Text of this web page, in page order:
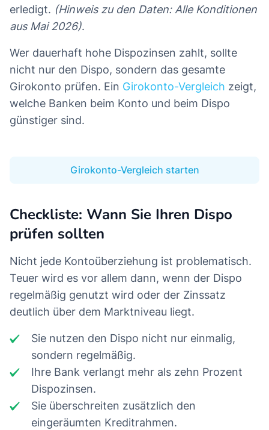
erledigt. (Hinweis zu den Daten: Alle Konditionen
aus Mai 2026).
Wer dauerhaft hohe Dispozinsen zahlt, sollte
nicht nur den Dispo, sondern das gesamte
Girokonto prüfen. Ein Girokonto-Vergleich zeigt,
welche Banken beim Konto und beim Dispo
günstiger sind.
Girokonto-Vergleich starten
Checkliste: Wann Sie Ihren Dispo
prüfen sollten
Nicht jede Kontoüberziehung ist problematisch.
Teuer wird es vor allem dann, wenn der Dispo
regelmäßig genutzt wird oder der Zinssatz
deutlich über dem Marktniveau liegt.
Sie nutzen den Dispo nicht nur einmalig,
sondern regelmäßig.
Ihre Bank verlangt mehr als zehn Prozent
Dispozinsen.
Sie überschreiten zusätzlich den
eingeräumten Kreditrahmen.